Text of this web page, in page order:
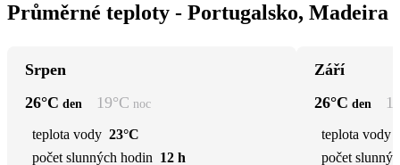
Průměrné teploty - Portugalsko, Madeira
Srpen
26°C den 19°C noc
teplota vody 23°C
počet slunných hodin 12 h
Září
26°C den
teplota vody
počet